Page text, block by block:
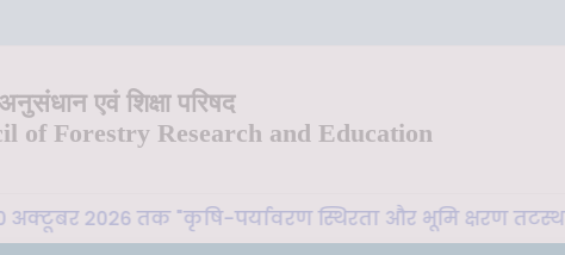
एवं शिक्षा परिषद
of Forestry Research and Education
2026 तक "कृषि-पर्यावरण स्थिरता और भूमि क्षरण तटस्थता